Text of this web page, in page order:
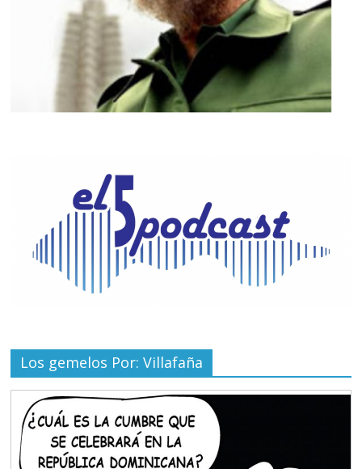
Los gemelos Por: Villafaña